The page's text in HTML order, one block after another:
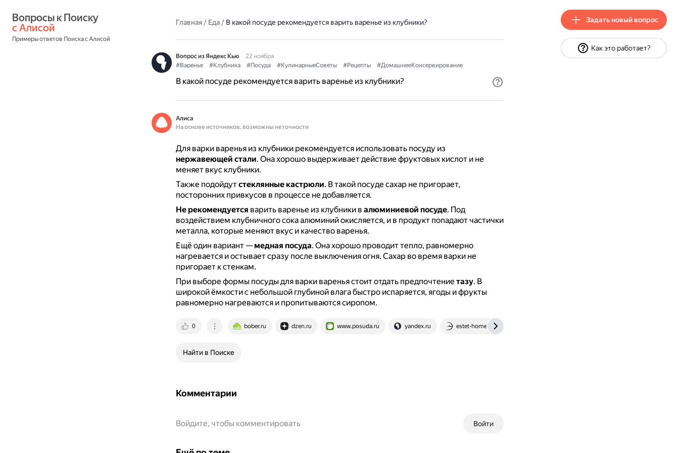
с Алисой
Примеры ответов Поиска с Алисой
Главная/ Еда/ В какой посуде рекомендуется варить варенье из клубники?
Вопрос из Яндекс Кью
22 ноября
#Варенье
#Клубника #Посуда #КулинарныеСоветы #Рецепты #ДомашнееКонсервирование
В какой посуде рекомендуется варить варенье из клубники?
Алиса
На основе источников, возможны неточности
Для варки варенья из клубники рекомендуется использовать посуду из
нержавеющей стали. Она хорошо выдерживает действие фруктовых кислот и не
меняет вкус клубники.
Также подойдутстеклянные кастрюли. В такой посуде сахар не пригорает,
посторонних привкусов в процессе не добавляется.
Не рекомендуется варить варенье из клубники в алюминиевой посуде. Под
воздействием клубничного сока алюминий окисляется, и в продукт попадают частички
металла, которые меняют вкус и качество варенья.
Ещё один вариант — медная посуда. Она хорошо проводит тепло, равномерно
нагревается и остывает сразу после выключения огня. Сахар во время варки не
пригорает к стенкам.
При выборе формы посуды для варки варенья стоит отдать предпочтение тазу. В
широкой ёмкости с небольшой глубиной влага быстро испаряется, ягоды и фрукты
равномерно нагреваются и пропитываются сиропом.
0 bober.ru dzen.ru www.posuda.ru yandex.ru estet-home.ru
Найти в Поиске
Комментарии
Войти
Войдите, чтобы комментировать
Задать новый вопрос
Как это работает?